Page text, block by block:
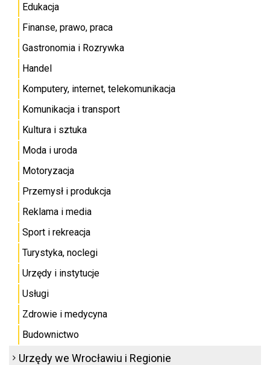
Edukacja
Finanse, prawo, praca
Gastronomia i Rozrywka
Handel
Komputery, internet, telekomunikacja
Komunikacja i transport
Kultura i sztuka
Moda i uroda
Motoryzacja
Przemysł i produkcja
Reklama i media
Sport i rekreacja
Turystyka, noclegi
Urzędy i instytucje
Usługi
Zdrowie i medycyna
Budownictwo
Urzędy we Wrocławiu i Regionie